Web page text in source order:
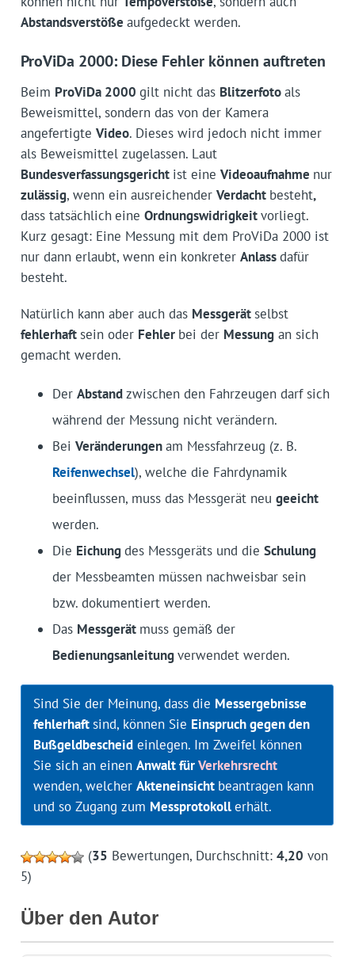
Abstandsverstöße aufgedeckt werden.
ProViDa 2000: Diese Fehler können auftreten
Beim ProViDa 2000 gilt nicht das Blitzerfotoals
Beweismittel, sondern das von der Kamera
angefertigte Video. Dieses wird jedoch nicht immer
als Beweismittel zugelassen. Laut
Bundesverfassungsgericht ist eine Videoaufnahme nur
zulässig, wenn ein ausreichender Verdacht besteht,
dass tatsächlicheine Ordnungswidrigkeitvorliegt.
Kurz gesagt: Eine Messung mit dem ProViDa 2000 ist
nur dann erlaubt, wenn ein konkreter Anlassdafür
besteht.
Natürlich kann aber auch das Messgerätselbst
fehlerhaftsein oder Fehler bei der Messungan sich
gemacht werden.
Der Abstandzwischen den Fahrzeugen darf sich
während der Messung nicht verändern.
Bei Veränderungenam Messfahrzeug (z. B.
Reifenwechsel), welche die Fahrdynamik
beeinflussen, muss das Messgerät neu geeicht
werden.
Die Eichungdes Messgeräts und die Schulung
der Messbeamten müssen nachweisbar sein
bzw. dokumentiert werden.
Das Messgerät muss gemäß der
Bedienungsanleitungverwendet werden.
Sind Sie der Meinung, dass die Messergebnisse
fehlerhaftsind, können Sie Einspruch gegen den
Bußgeldbescheideinlegen. Im Zweifel können
Sie sich an einen Anwalt fürVerkehrsrecht
wenden, welcher Akteneinsicht beantragen kann
und so Zugang zum Messprotokollerhält.
(35 Bewertungen, Durchschnitt: 4,20 von
5)
Über den Autor